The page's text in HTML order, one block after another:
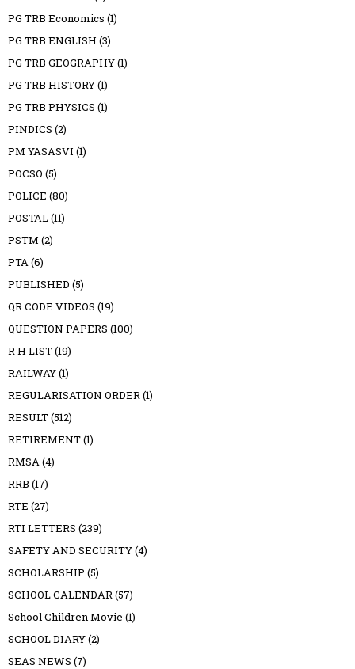
PG TRB Economics (1)
PG TRB ENGLISH (3)
PG TRB GEOGRAPHY(1)
PG TRB HISTORY(1)
PG TRB PHYSICS (1)
PINDICS (2)
PM YASASVI (1)
POCSO (5)
POLICE (80)
POSTAL(11)
PSTM (2)
PTA(6)
PUBLISHED (5)
QR CODE VIDEOS (19)
QUESTION PAPERS (100)
R H LIST(19)
RAILWAY(1)
REGULARISATION ORDER(1)
RESULT(512)
RETIREMENT(1)
RMSA(4)
RRB (17)
RTE (27)
RTI LETTERS (239)
SAFETY AND SECURITY(4)
SCHOLARSHIP (5)
SCHOOL CALENDAR(57)
School Children Movie (1)
SCHOOL DIARY(2)
SEAS NEWS (7)